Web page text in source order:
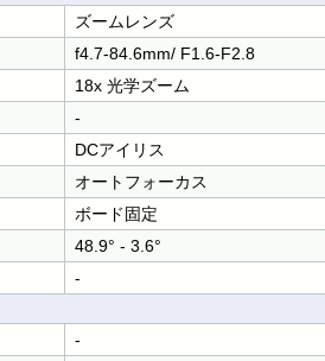
ズームレンズ
f4.7-84.6mm/ F1.6-F2.8
18x 光学ズーム
-
DCアイリス
オートフォーカス
ボード固定
48.9° - 3.6°
-
-